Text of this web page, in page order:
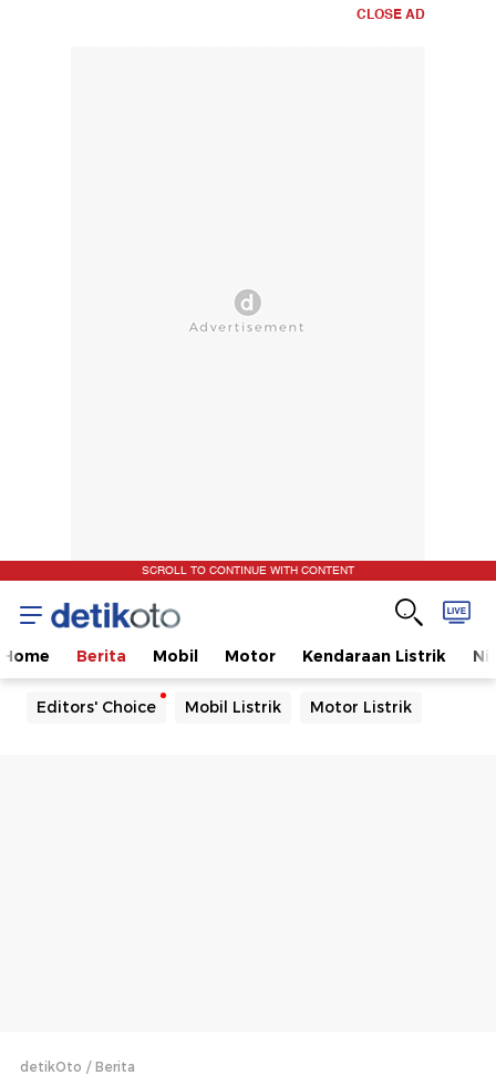
CLOSE AD
SCROLL TO CONTINUE WITH CONTENT
Home Berita Mobil Motor Kendaraan Listrik
Editors' Choice Mobil Listrik Motor Listrik
detikOto Berita